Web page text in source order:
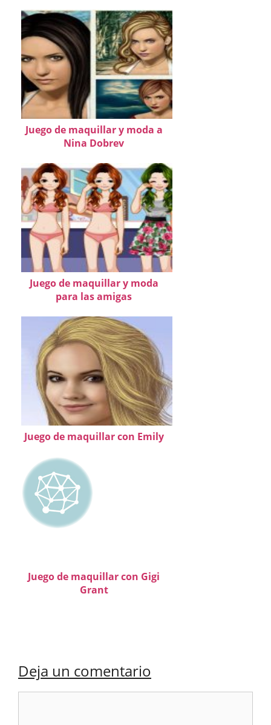
Juego de maquillar y moda a
Nina Dobrev
Juego de maquillar y moda
para las amigas
Juego de maquillar con Emily
Juego de maquillar con Gigi
Grant
Deja un comentario